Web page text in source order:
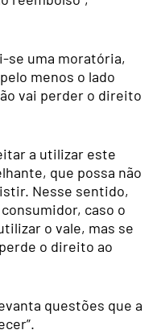
se uma moratória,
menos o lado
vai perder o direito
a utilizar este
que possa não
Nesse sentido,
caso o
o vale, mas se
o direito ao
questões que a